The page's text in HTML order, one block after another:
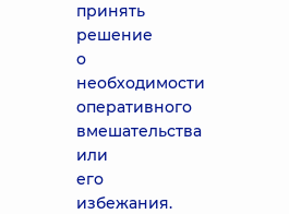
принять
решение
о
необходимости
оперативного
вмешательства
или
его
избежания.